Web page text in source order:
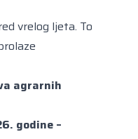
vrelog ljeta. To
agrarnih
godine –